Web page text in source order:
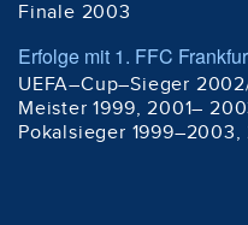
Finale 2003
Erfolge mit 1. FFC
UEFA–Cup–Sieger
Meister 1999, 2001–
Pokalsieger